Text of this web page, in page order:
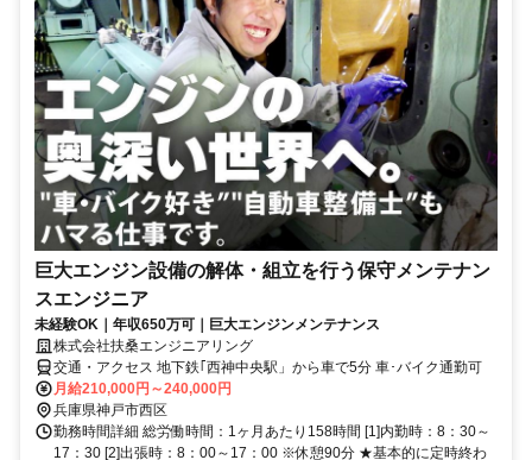
巨大エンジン設備の解体・組立を行う保守メンテナン
スエンジニア
未経験OK｜年収650万可｜巨大エンジンメンテナンス
株式会社扶桑エンジニアリング
交通・アクセス 地下鉄｢西神中央駅」から車で5分 車･バイク通勤可
月給210,000円～240,000円
兵庫県神戸市西区
勤務時間詳細 総労働時間：1ヶ月あたり158時間 [1]内勤時：8：30～
17：30 [2]出張時：8：00～17：00 ※休憩90分 ★基本的に定時終わ